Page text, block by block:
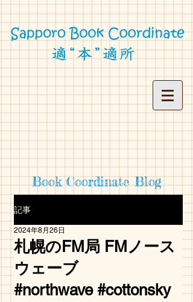
Book Coordinate Blog
記事
札幌のFM局 FMノース
ウェーブ
#northwave #cottonsky
2024年8月26日